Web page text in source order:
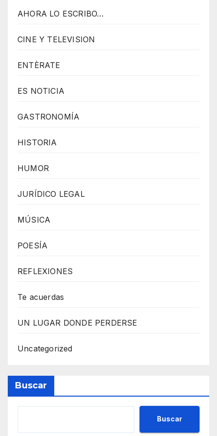
AHORA LO ESCRIBO…
CINE Y TELEVISION
ENTÈRATE
ES NOTICIA
GASTRONOMÍA
HISTORIA
HUMOR
JURÍDICO LEGAL
MÚSICA
POESÍA
REFLEXIONES
Te acuerdas
UN LUGAR DONDE PERDERSE
Uncategorized
Buscar
Buscar